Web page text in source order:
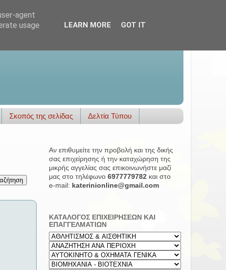
Σκοπός της σελίδας Δελτία Τύπου
Αν επιθυμείτε την προβολή και της δικής
σας επιχείρησης ή την καταχώρηση της
μικρής αγγελίας σας επικοινωνήστε μαζί
μας στο τηλέφωνο 6977779782 και στο
e-mail: katerinionline@gmail.com
ΚΑΤΑΛΟΓΟΣ ΕΠΙΧΕΙΡΗΣΕΩΝ ΚΑΙ
ΕΠΑΓΓΕΛΜΑΤΙΩΝ
agent
usage
LEARN MORE GOT IT